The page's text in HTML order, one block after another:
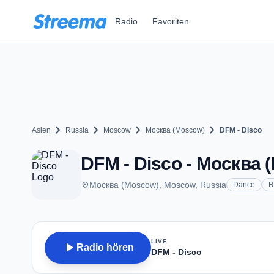
Radio Favoriten
Asien chevron_right Russia chevron_right Moscow chevron_right Москва (Moscow) chevron_right DFM - Disco
DFM - Disco - Москва
placeМосква (Moscow), Moscow, Russia Dance
play_arrow Radio hören
LIVE
DFM - Disco